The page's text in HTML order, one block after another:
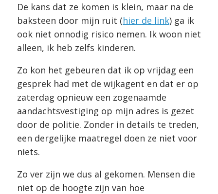
De kans dat ze komen is klein, maar na de
baksteen door mijn ruit (hier de link) ga ik
ook niet onnodig risico nemen. Ik woon niet
alleen, ik heb zelfs kinderen.
Zo kon het gebeuren dat ik op vrijdag een
gesprek had met de wijkagent en dat er op
zaterdag opnieuw een zogenaamde
aandachtsvestiging op mijn adres is gezet
door de politie. Zonder in details te treden,
een dergelijke maatregel doen ze niet voor
niets.
Zo ver zijn we dus al gekomen. Mensen die
niet op de hoogte zijn van hoe